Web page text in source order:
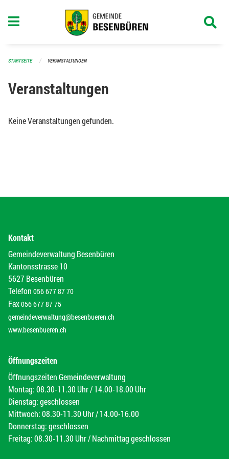
STARTSEITE VERANSTALTUNGEN
Veranstaltungen
Keine Veranstaltungen gefunden.
Kontakt
Gemeindeverwaltung Besenbüren
Kantonsstrasse 10
5627 Besenbüren
Telefon 056 677 87 70
Fax056 677 87 75
gemeindeverwaltung@besenbueren.ch
www.besenbueren.ch
Öffnungszeiten
Öffnungszeiten Gemeindeverwaltung
Montag: 08.30-11.30 Uhr / 14.00-18.00 Uhr
Dienstag: geschlossen
Mittwoch: 08.30-11.30 Uhr / 14.00-16.00
Donnerstag: geschlossen
Freitag: 08.30-11.30 Uhr / Nachmittag geschlossen